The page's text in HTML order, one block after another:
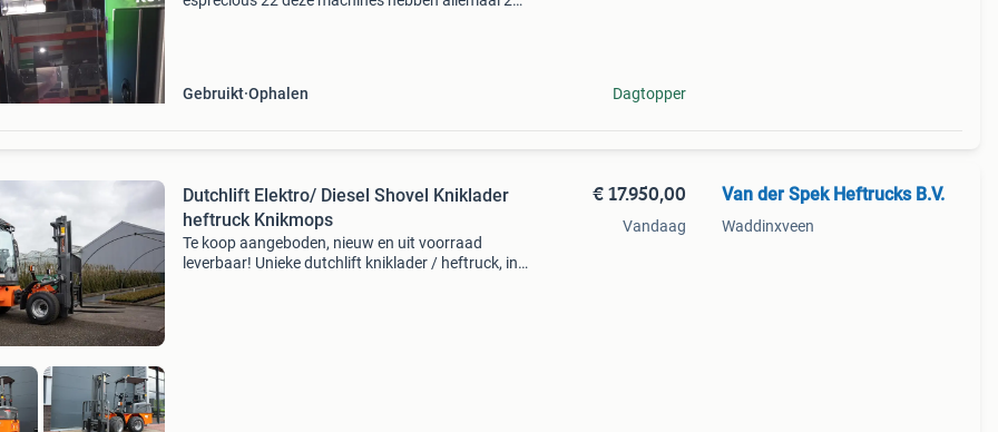
Gebruikt Ophalen Dagtopper
Dutchlift Elektro/ Diesel Shovel Kniklader
heftruck Knikmops
Te koop aangeboden, nieuw en uit voorraad
leverbaar! Unieke dutchlift kniklader / heftruck, in
€ 17.950,00
Vandaag
Van der Spek Heftrucks B.V.
Waddinxveen